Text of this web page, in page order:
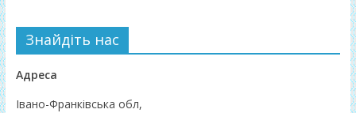
Знайдіть нас
Адреса
Івано-Франківська обл,